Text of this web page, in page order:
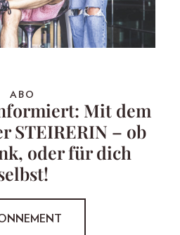
ABO
Mit dem
STEIRERIN – ob
oder für dich